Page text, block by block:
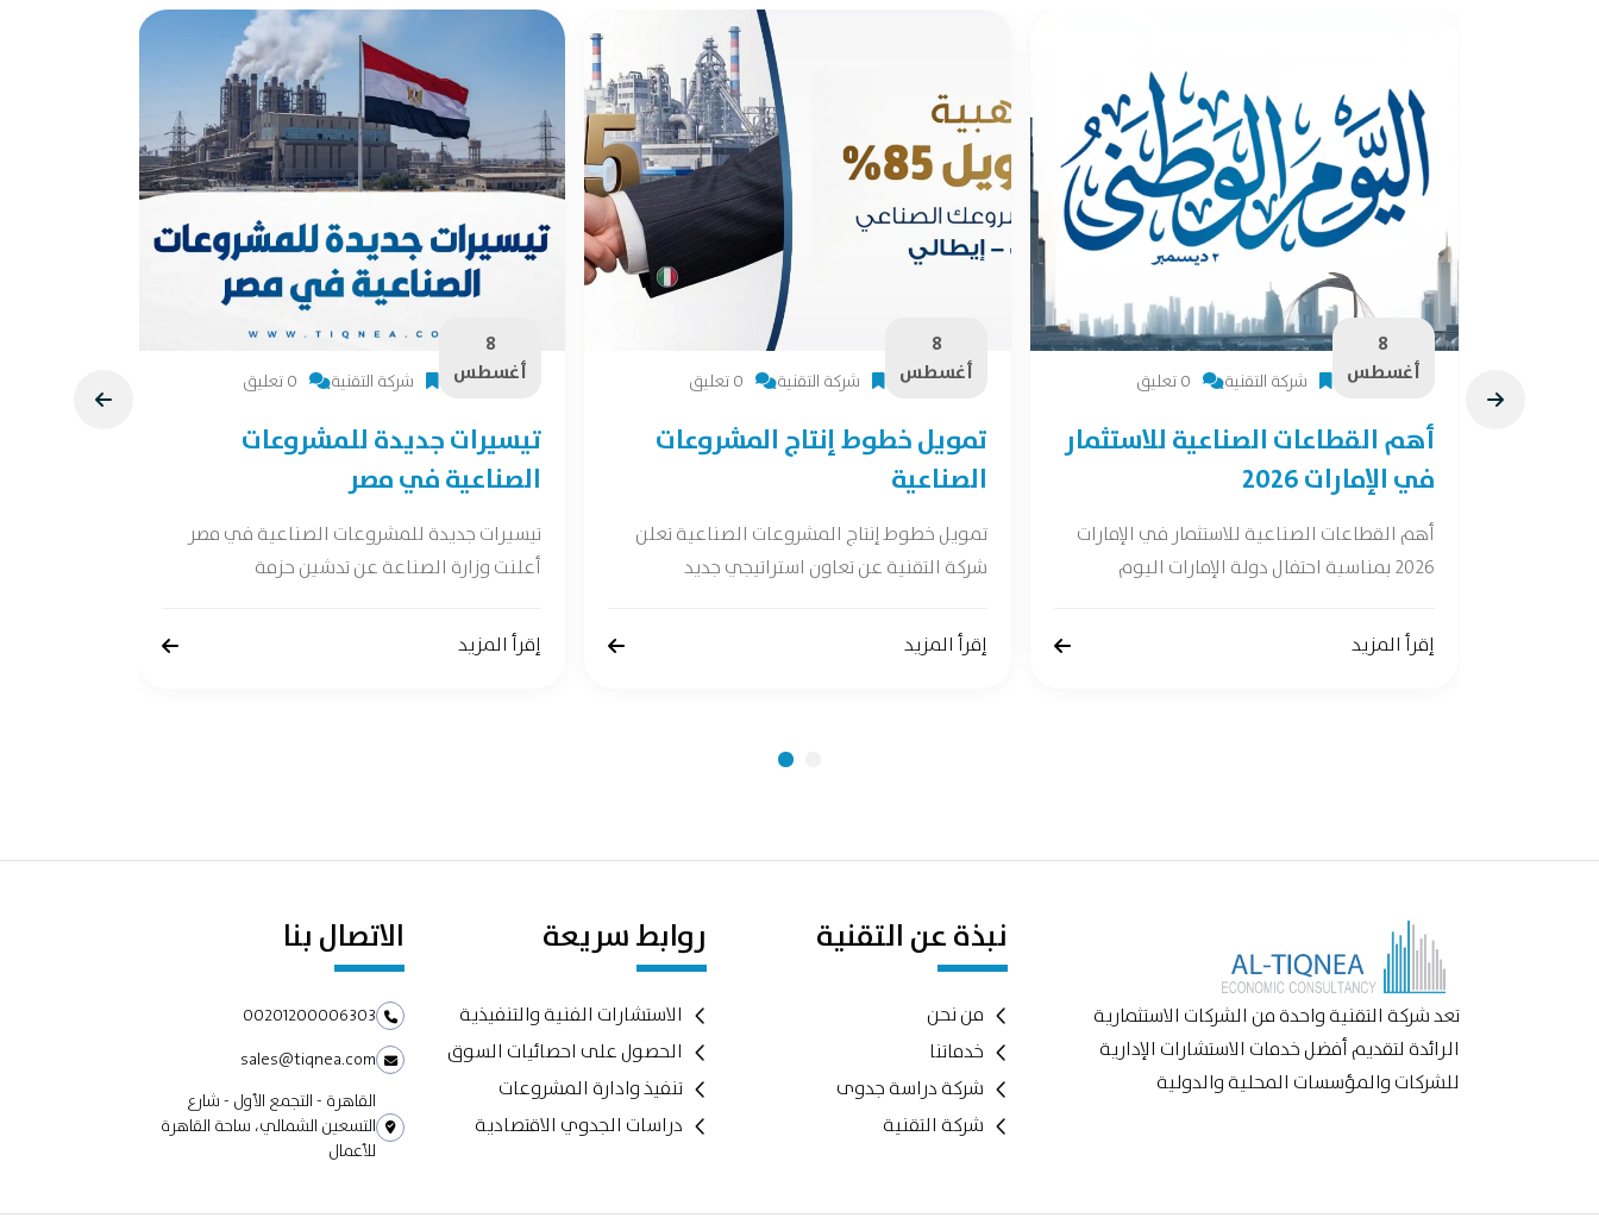
8
أغسطس
شركة التقنية 0 تعليق
تيسيرات جديدة للمشروعات
الصناعية في مصر
تيسيرات جديدة للمشروعات الصناعية في مصر
أعلنت وزارة الصناعة عن تدشين حزمة
إقرأ المزيد
8
أغسطس
شركة التقنية 0 تعليق
تمويل خطوط إنتاج المشروعات
الصناعية
تمويل خطوط إنتاج المشروعات الصناعية تعلن
شركة التقنية عن تعاون استراتيجي جديد
إقرأ المزيد
8
أغسطس
شركة التقنية 0 تعليق
أهم القطاعات الصناعية للاستثمار
في الإمارات 2026
أهم القطاعات الصناعية للاستثمار في الإمارات
2026 بمناسبة احتفال دولة الإمارات اليوم
إقرأ المزيد
تعد شركة التقنية واحدة من الشركات الاستثمارية
الرائدة لتقديم أفضل خدمات الاستشارات الإدارية
للشركات والمؤسسات المحلية والدولية
نبذة عن التقنية
من نحن
خدماتنا
شركة دراسة جدوى
شركة التقنية
روابط سريعة
الاستشارات الفنية والتنفيذية
الحصول على احصائيات السوق
تنفيذ وادارة المشروعات
دراسات الجدوي الاقتصادية
الاتصال بنا
00201200006303
sales@tiqnea.com
القاهرة - التجمع الأول - شارع
التسعين الشمالي، ساحة القاهرة
للأعمال